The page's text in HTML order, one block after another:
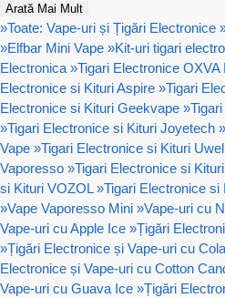
Arată Mai Mult
»Toate: Vape-uri și Țigări Electronice
»Elfbar Mini Vape »Kit-uri tigari
Electronica »Tigari Electronice OXVA
Electronice si Kituri Aspire »Tigari
Electronice si Kituri Geekvape »
»Tigari Electronice si Kituri Joyetech »
Vape »Tigari Electronice si Kituri
Vaporesso »Tigari Electronice si
si Kituri VOZOL »Tigari Electronice si
»Vape Vaporesso Mini »Vape-uri cu
Vape-uri cu Apple Ice »Țigări
»Țigări Electronice și Vape-uri cu
Electronice și Vape-uri cu Cotton
Vape-uri cu Guava Ice »Țigări